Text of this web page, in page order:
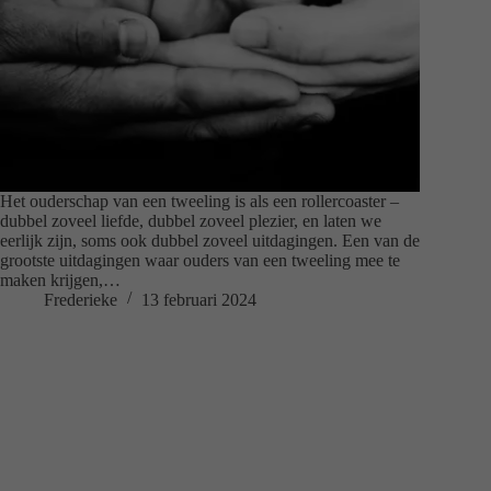
Het ouderschap van een tweeling is als een rollercoaster –
dubbel zoveel liefde, dubbel zoveel plezier, en laten we
eerlijk zijn, soms ook dubbel zoveel uitdagingen. Een van de
grootste uitdagingen waar ouders van een tweeling mee te
maken krijgen,…
Frederieke
13 februari 2024